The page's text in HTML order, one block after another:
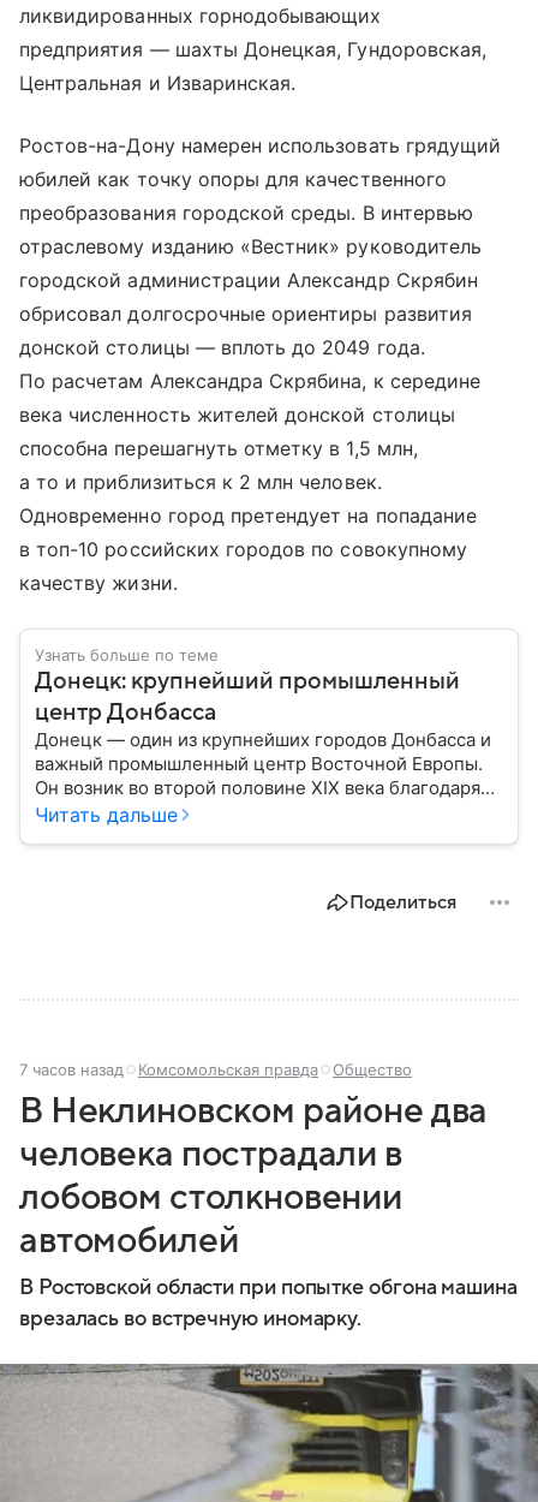
ликвидированных горнодобывающих
предприятия — шахты Донецкая, Гундоровская,
Центральная и Изваринская.
Ростов-на-Дону намерен использовать грядущий
юбилей как точку опоры для качественного
преобразования городской среды. В интервью
отраслевому изданию «Вестник» руководитель
городской администрации Александр Скрябин
обрисовал долгосрочные ориентиры развития
донской столицы — вплоть до 2049 года.
По расчетам Александра Скрябина, к середине
века численность жителей донской столицы
способна перешагнуть отметку в 1,5 млн,
а то и приблизиться к 2 млн человек.
Одновременно город претендует на попадание
в топ-10 российских городов по совокупному
качеству жизни.
Узнать больше по теме
Донецк: крупнейший промышленный
центр Донбасса
Донецк — один из крупнейших городов Донбасса и
важный промышленный центр Восточной Европы.
Он возник во второй половине XIX века благодаря
развитию угледобычи и металлургии, а
Читать дальше
Поделиться
7 часов назад Комсомольская правда Общество
В Неклиновском районе два
человека пострадали в
лобовом столкновении
автомобилей
В Ростовской области при попытке обгона машина
врезалась во встречную иномарку.